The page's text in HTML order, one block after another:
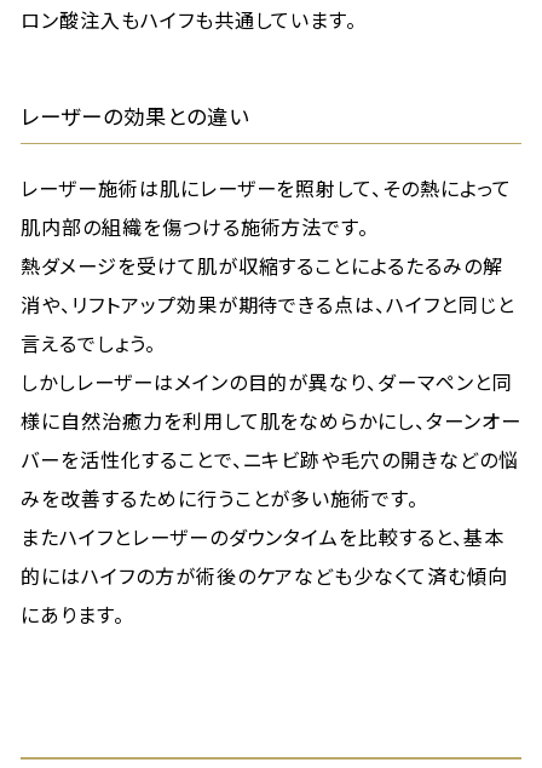
ロン酸注入もハイフも共通しています。
レーザーの効果との違い
レーザー施術は肌にレーザーを照射して、その熱によって
肌内部の組織を傷つける施術方法です。
熱ダメージを受けて肌が収縮することによるたるみの解
消や、リフトアップ効果が期待できる点は、ハイフと同じと
言えるでしょう。
しかしレーザーはメインの目的が異なり、ダーマペンと同
様に自然治癒力を利用して肌をなめらかにし、ターンオー
バーを活性化することで、ニキビ跡や毛穴の開きなどの悩
みを改善するために行うことが多い施術です。
またハイフとレーザーのダウンタイムを比較すると、基本
的にはハイフの方が術後のケアなども少なくて済む傾向
にあります。